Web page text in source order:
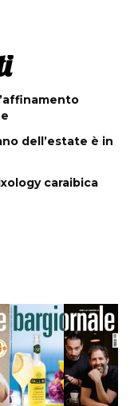
dell’estate è in
caraibica